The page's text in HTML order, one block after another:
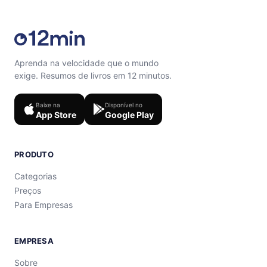
Aprenda na velocidade que o mundo
exige. Resumos de livros em 12 minutos.
Baixe na
App Store
Disponível no
Google Play
PRODUTO
Categorias
Preços
Para Empresas
EMPRESA
Sobre